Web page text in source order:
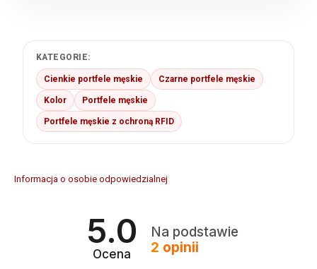
KATEGORIE:
Cienkie portfele męskie Czarne portfele męskie
Kolor Portfele męskie
Portfele męskie z ochroną RFID
Informacja o osobie odpowiedzialnej
5.0
Ocena
Na podstawie
2 opinii